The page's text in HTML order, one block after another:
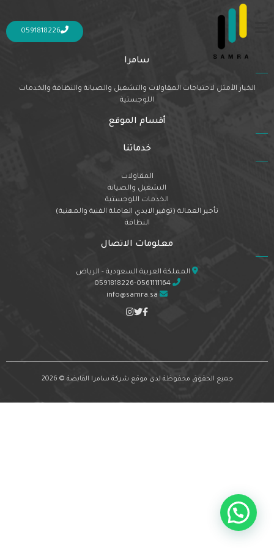
0591818226
Nothing Found
It seems we can’t find what you’re looking for. Perhaps searching can help.
سامرا
الخيار الأمثل لاحتياجات المقاولات والتشغيل والصيانة والنظافة والخدمات
اللوجستية
أقسام الموقع
خدماتنا
المقاولات
التشغيل والصيانة
الخدمات اللوجستية
تأجير العمالة (توفير الايدي العاملة الفنية والمهنية)
النظافة
معلومات الاتصال
المملكة العربية السعودية - الرياض
0591818226-0561111164
info@samra.sa
جميع الحقوق محفوظة لدى موقع شركة سامرا القابضة © 2026